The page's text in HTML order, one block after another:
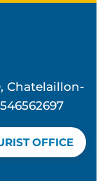
à
visit
Chatelaillon-
OFFICE